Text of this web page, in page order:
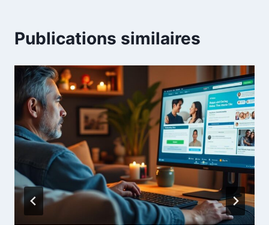
Publications similaires